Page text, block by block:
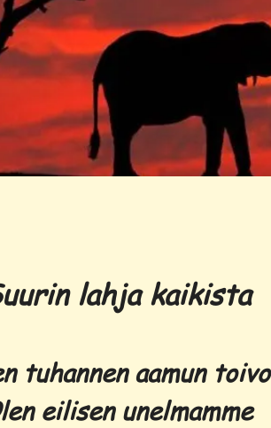
lahja kaikista
tuhannen aamun toivo
eilisen unelmamme